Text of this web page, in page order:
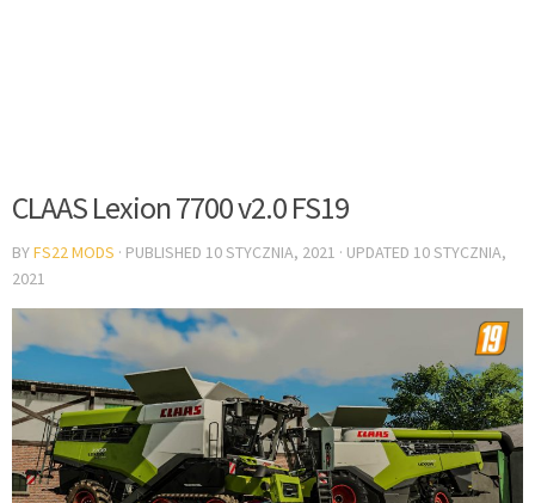
CLAAS Lexion 7700 v2.0 FS19
BYFS22 MODS · PUBLISHED 10 STYCZNIA, 2021 · UPDATED 10 STYCZNIA,
2021